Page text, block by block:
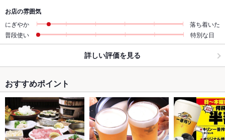
お店の雰囲気
にぎやか
落ち着いた
普段使い
特別な日
詳しい評価を見る
おすすめポイント